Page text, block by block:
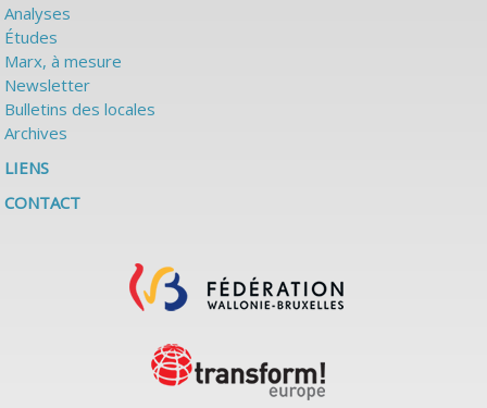
Analyses
Études
Marx, à mesure
Newsletter
Bulletins des locales
Archives
LIENS
CONTACT